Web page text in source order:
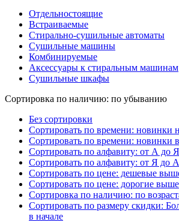
Отдельностоящие
Встраиваемые
Стирально-сушильные автоматы
Сушильные машины
Комбинируемые
Аксессуары к стиральным машинам
Сушильные шкафы
Сортировка по наличию: по убыванию
Без сортировки
Сортировать по времени: новинки
Сортировать по времени: новинки
Сортировать по алфавиту: от А до Я
Сортировать по алфавиту: от Я до А
Сортировать по цене: дешевые
Сортировать по цене: дорогие выше
Сортировка по наличию: по
Сортировать по размеру скидки:
в начале